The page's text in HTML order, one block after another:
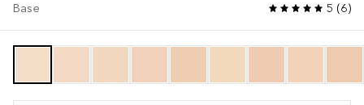
Base 5 (6)